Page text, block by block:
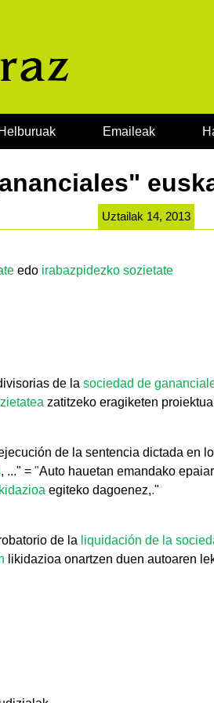
Helburuak Emaileak
Uztailak 14, 2013
edo irabazpidezko sozietate
de la sociedad de
zatitzeko eragiketen
de la sentencia dictada en
, ..." = "Auto hauetan emandako
egiteko dagoenez,."
de la liquidación de la
likidazioa onartzen duen autoaren